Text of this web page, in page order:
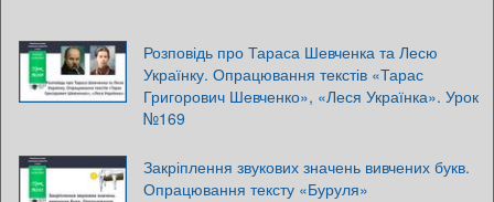
Розповідь про Тараса Шевченка та Лесю
Українку. Опрацювання текстів «Тарас
Григорович Шевченко», «Леся Українка». Урок
№169
Закріплення звукових значень вивчених букв.
Опрацювання тексту «Буруля»